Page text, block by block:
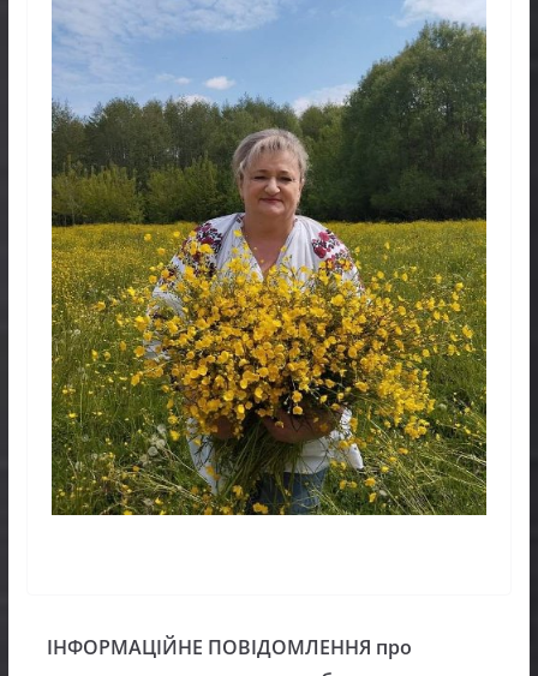
ІНФОРМАЦІЙНЕ ПОВІДОМЛЕННЯ про